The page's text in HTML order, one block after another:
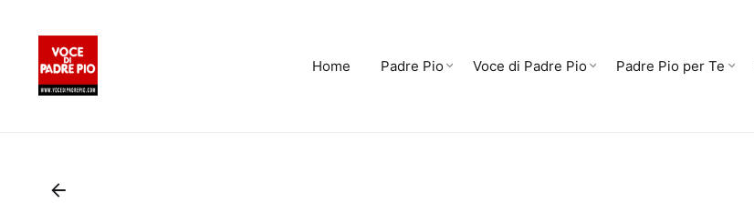
content
Home Padre Pio Voce di Padre Pio Padre Pio per Te